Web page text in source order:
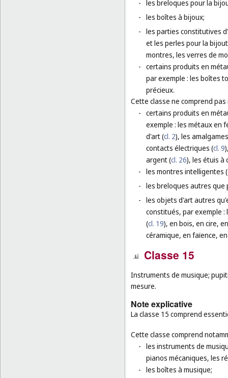
-
les breloques pour la
- les boîtes à bijoux;
- les parties constitutives
et les perles pour la
montres, les verres de
- certains produits en
par exemple : les boîtes
précieux.
Cette classe ne comprend
- certains produits en
exemple : les métaux en
d'art (cl. 2), les
contacts électriques (cl. 9
argent (cl. 26), les étuis à
- les montres intelligentes (
- les breloques autres
- les objets d'art autres
constitués, par exemple :
(cl. 19), en bois, en cire,
céramique, en faïence,
Classe 15
Instruments de musique;
mesure.
Note explicative
La classe 15 comprend
Cette classe comprend
- les instruments de
pianos mécaniques, les
- les boîtes à musique;